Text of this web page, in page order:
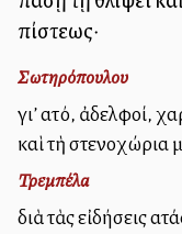
πίστεως·
Σωτηρόπουλου
γι’ αὐτό, ἀδελφοί,
καὶ τὴ στενοχώρια
Τρεμπέλα
διὰ τὰς εἰδήσεις